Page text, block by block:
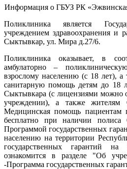
Информация о ГБУЗ РК
Поликлиника является
учреждением здравоохранения и
Сыктывкар, ул. Мира д.27/6.
Поликлиника оказывает, в
амбулаторно –
взрослому населению (с 18 лет),
санитарную помощь детям до 18
Сыктывкара (с лицензиями можно
учреждении), а также жителям
Медицинская помощь пациентам
бесплатно при наличии
Программой государственных
населению на территории
государственных гарантий
ознакомится в разделе "Об
-Программа государственных